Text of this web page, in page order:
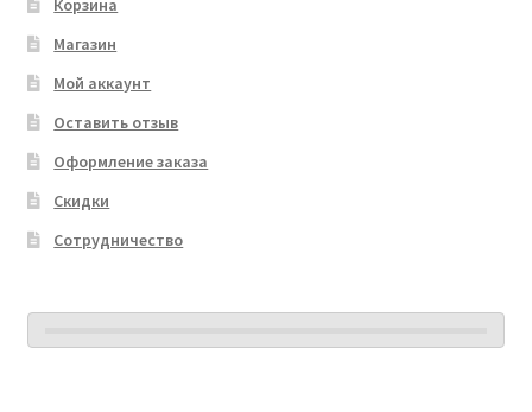
Магазин
Мой аккаунт
Оставить отзыв
Оформление заказа
Скидки
Сотрудничество